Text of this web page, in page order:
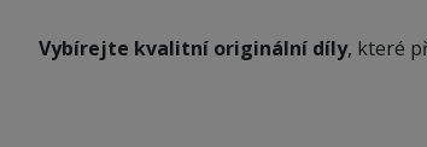
Vybírejte kvalitní originální díly, které